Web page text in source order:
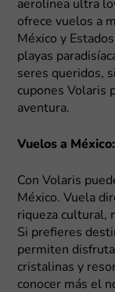
aerolínea ultra
ofrece vuelos a
México y
playas
seres queridos,
cupones Volaris
aventura.
Vuelos a
Con Volaris
México. Vuela
riqueza cultural,
Si prefieres
permiten
cristalinas y
conocer más el